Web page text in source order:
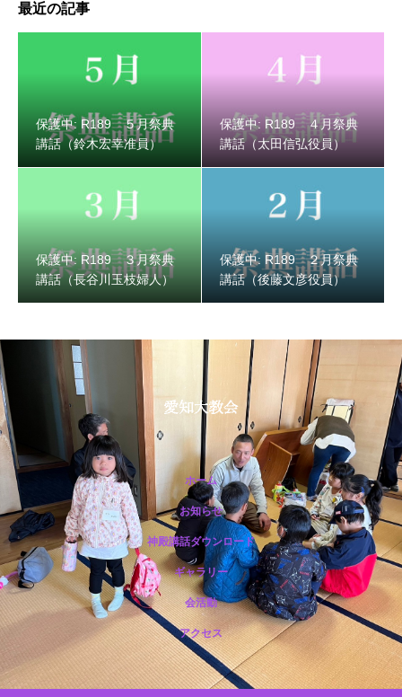
保護中: R189 ２月祭典講話（後藤文彦役員）
保護中: R188 12月祭典講話（市野光一准員）
最近の記事
保護中: R189 ５月祭典
講話（鈴木宏幸准員）
保護中: R189 ４月祭典
講話（太田信弘役員）
保護中: R189 ３月祭典
講話（長谷川玉枝婦人）
保護中: R189 ２月祭典
講話（後藤文彦役員）
ホーム
お知らせ
神殿講話ダウンロード
ギャラリー
会活動
アクセス